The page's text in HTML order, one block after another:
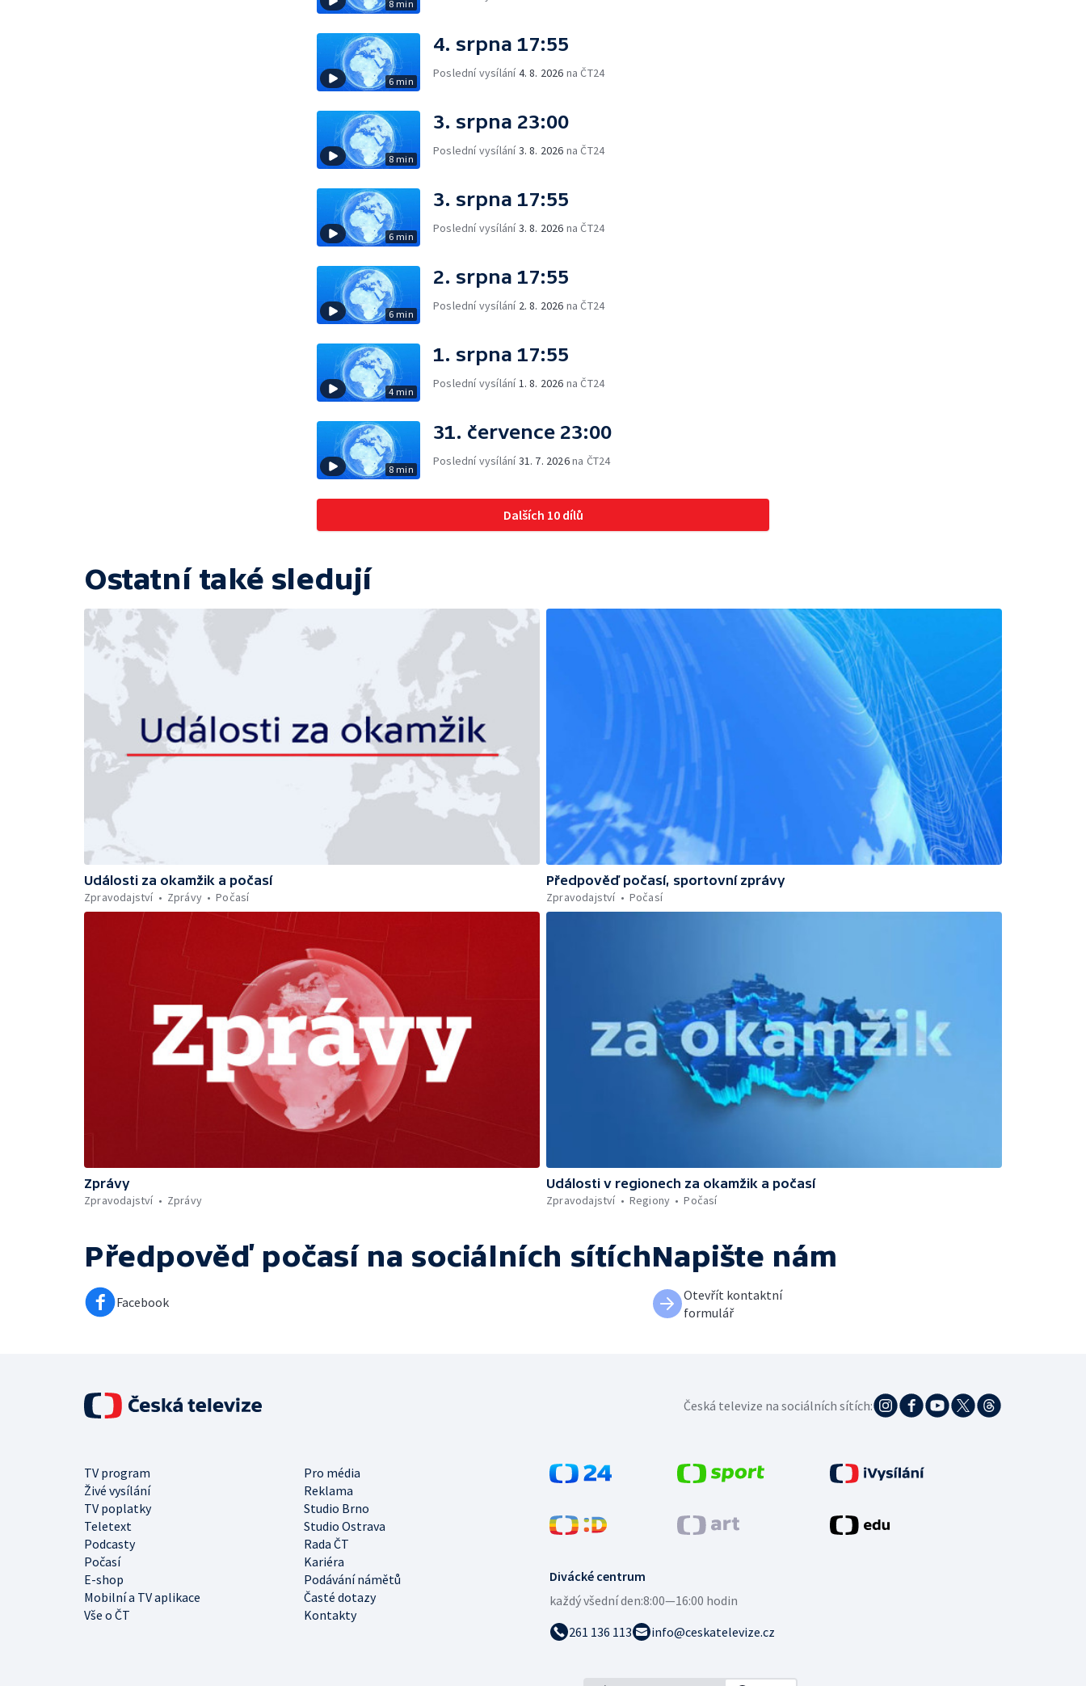
8 min
6 min
4. srpna 17:55
Poslední vysílání4. 8. 2026 na ČT24
8 min
3. srpna 23:00
Poslední vysílání3. 8. 2026 na ČT24
6 min
3. srpna 17:55
Poslední vysílání3. 8. 2026 na ČT24
6 min
2. srpna 17:55
Poslední vysílání 2. 8. 2026 na ČT24
4 min
1. srpna 17:55
Poslední vysílání 1. 8. 2026 na ČT24
8 min
31. července 23:00
Poslední vysílání31. 7. 2026na ČT24
Dalších 10 dílů
Ostatní také sledují
Události za okamžik a počasí
Zpravodajství
Zprávy Počasí
Předpověď počasí, sportovní zprávy
Zpravodajství
Počasí
Zprávy
Zpravodajství
Zprávy
Události v regionech za okamžik a počasí
Zpravodajství
Regiony Počasí
Předpověď počasí na sociálních sítích
Facebook
Napište nám
Otevřít kontaktní
formulář
Divácké centrum
každý všední den:8:00—16:00 hodin
261 136 113
info@ceskatelevize.cz
TV program
Pro média
Živé vysílání
Reklama
TV poplatky
Studio Brno
Teletext
Studio Ostrava
Podcasty
Rada ČT
Počasí
Kariéra
E-shop
Podávání námětů
Mobilní a TV aplikace
Časté dotazy
Vše o ČT
Kontakty
Česká televize na sociálních sítích: